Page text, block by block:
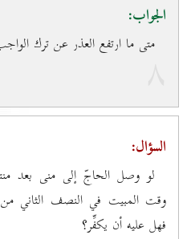
الجواب:
متى ما ارتفع العذر عن ترك
۸
السؤال:
لو وصل الحاجّ إلى منى بعد
وقت المبيت في النصف الثاني
فهل عليه أن يكفِّر؟